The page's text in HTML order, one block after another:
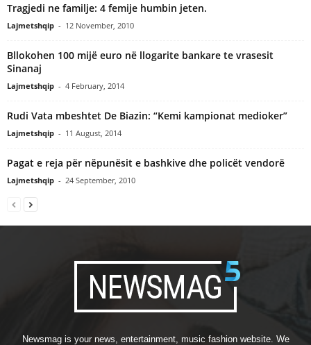
Tragjedi ne familje: 4 femije humbin jeten.
Lajmetshqip - 12 November, 2010
Bllokohen 100 mijë euro në llogarite bankare te vrasesit
Sinanaj
Lajmetshqip - 4 February, 2014
Rudi Vata mbeshtet De Biazin: “Kemi kampionat medioker”
Lajmetshqip - 11 August, 2014
Pagat e reja për nëpunësit e bashkive dhe policët vendorë
Lajmetshqip - 24 September, 2010
Newsmag is your news, entertainment, music fashion website. We